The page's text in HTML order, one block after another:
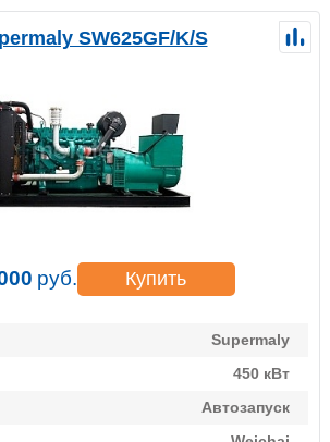
SW625GF/K/S
руб. Купить
Supermaly
450 кВт
Автозапуск